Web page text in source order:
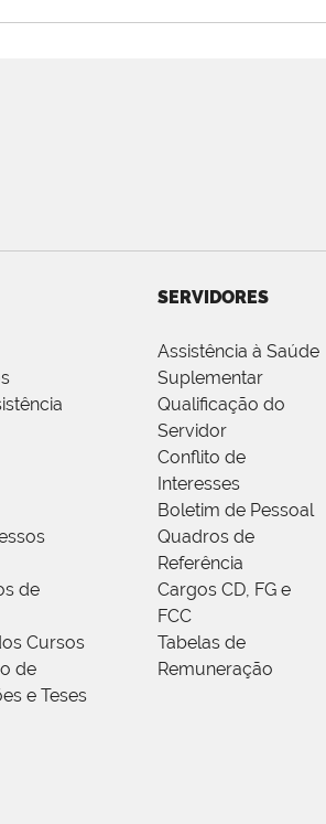
de
Cursos
de
e Teses
SERVIDORES
Assistência à Saúde
Suplementar
Qualificação do
Servidor
Conflito de
Interesses
Boletim de Pessoal
Quadros de
Referência
Cargos CD, FG e
FCC
Tabelas de
Remuneração